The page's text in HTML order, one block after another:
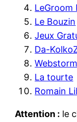
LeGroom
Le Bouzin
Jeux
Da-
La tourte
Romain
Attention : le